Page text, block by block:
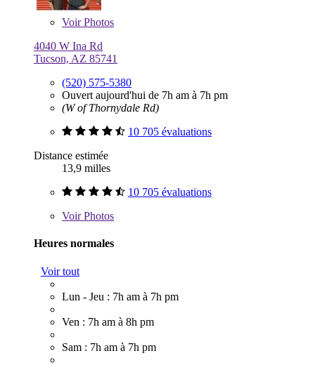
VoirPhotos
4040 W Ina Rd
Tucson, AZ 85741
(520) 575-5380
Ouvert aujourd'hui de 7h am à 7h pm
(W of Thornydale Rd)
10 705 évaluations
Distance estimée
13,9 milles
10 705 évaluations
VoirPhotos
Heures normales
Voir tout
Lun - Jeu : 7h am à 7h pm
Ven : 7h am à 8h pm
Sam : 7h am à 7h pm